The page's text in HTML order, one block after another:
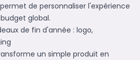
de personnaliser l'expérience
global.
de fin d'année : logo,
un simple produit en